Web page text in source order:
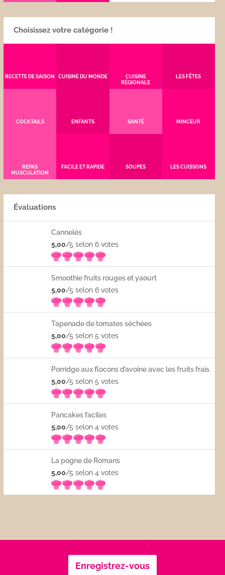
Choisissez votre catégorie !
RECETTE DE SAISON CUISINE DU MONDE
CUISINE
RÉGIONALE
LES FÊTES
COCKTAILS ENFANTS SANTÉ MINCEUR
REPAS
MUSCULATION
FACILE ET RAPIDE SOUPES LES CUISSONS
Évaluations
Cannelés
5,00/5 selon 6votes
Smoothie fruits rouges et yaourt
5,00/5 selon 6votes
Tapenade de tomates séchées
5,00/5 selon 5votes
Porridge aux flocons d’avoine avec les fruits frais
5,00/5 selon 5votes
Pancakes faciles
5,00/5 selon 4votes
La pogne de Romans
5,00/5 selon 4votes
Enregistrez-vous